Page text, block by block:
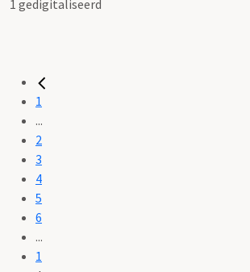
1 gedigitaliseerd
1
...
2
3
4
5
6
...
1